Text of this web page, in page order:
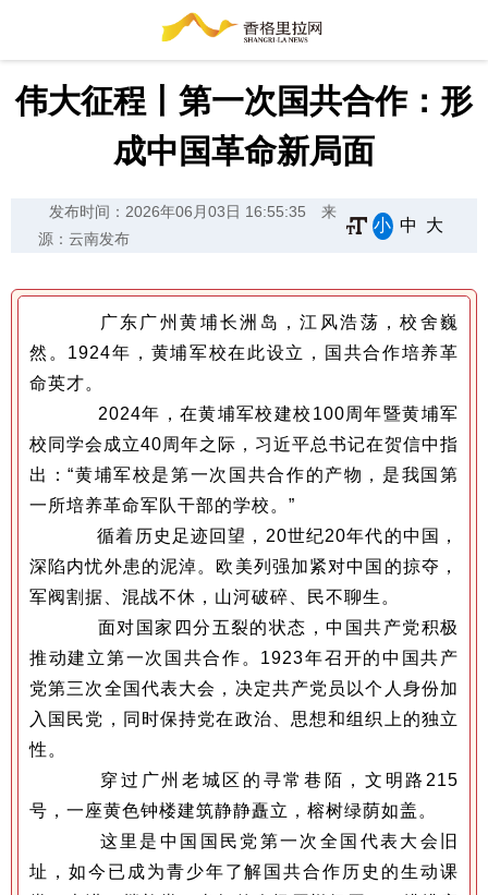
伟大征程丨第一次国共合作：形
成中国革命新局面
发布时间：2026年06月03日 16:55:35
来
源：云南发布
小 中 大
广东广州黄埔长洲岛，江风浩荡，校舍巍
然。1924年，黄埔军校在此设立，国共合作培养革
命英才。
2024年，在黄埔军校建校100周年暨黄埔军
校同学会成立40周年之际，习近平总书记在贺信中指
出：“黄埔军校是第一次国共合作的产物，是我国第
一所培养革命军队干部的学校。”
循着历史足迹回望，20世纪20年代的中国，
深陷内忧外患的泥淖。欧美列强加紧对中国的掠夺，
军阀割据、混战不休，山河破碎、民不聊生。
面对国家四分五裂的状态，中国共产党积极
推动建立第一次国共合作。1923年召开的中国共产
党第三次全国代表大会，决定共产党员以个人身份加
入国民党，同时保持党在政治、思想和组织上的独立
性。
穿过广州老城区的寻常巷陌，文明路215
号，一座黄色钟楼建筑静静矗立，榕树绿荫如盖。
这里是中国国民党第一次全国代表大会旧
址，如今已成为青少年了解国共合作历史的生动课